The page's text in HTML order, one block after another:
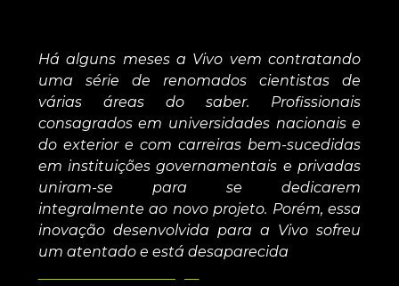
Há alguns meses a Vivo vem contratando
uma série de renomados cientistas de
várias áreas do saber. Profissionais
consagrados em universidades nacionais e
do exterior e com carreiras bem-sucedidas
em instituições governamentais e privadas
uniram-se para se dedicarem
integralmente ao novo projeto. Porém, essa
inovação desenvolvida para a Vivo sofreu
um atentado e está desaparecida